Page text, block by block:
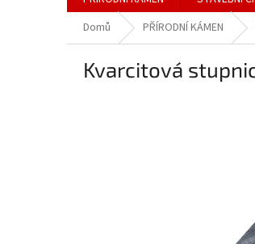
Domů
PŘÍRODNÍ KÁMEN
Kvarcitová